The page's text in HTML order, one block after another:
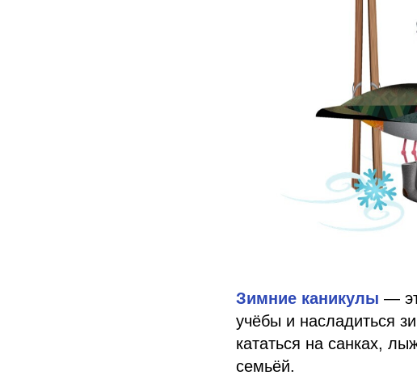
Зимние каникулы —
учёбы и насладиться
кататься на санках,
семьёй.